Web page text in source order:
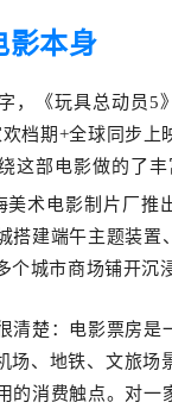
影本身
，《玩具总动员5
档期+全球同步上
这部电影做的 了
美术电影制片厂推
搭建端午主题装置
个城市商场铺开沉
清楚：电影票房是
场、地铁、文旅场
的消费触点。对一